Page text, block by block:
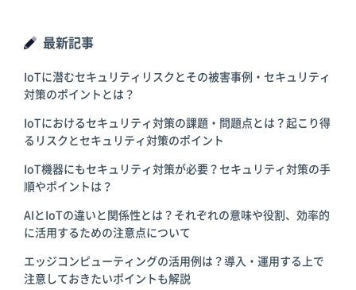
最新記事
IoTに潜むセキュリティリスクとその被害事例・セキュリティ
対策のポイントとは？
IoTにおけるセキュリティ対策の課題・問題点とは？起こり得
るリスクとセキュリティ対策のポイント
IoT機器にもセキュリティ対策が必要？セキュリティ対策の手
順やポイントは？
AIとIoTの違いと関係性とは？それぞれの意味や役割、効率的
に活用するための注意点について
エッジコンピューティングの活用例は？導入・運用する上で
注意しておきたいポイントも解説